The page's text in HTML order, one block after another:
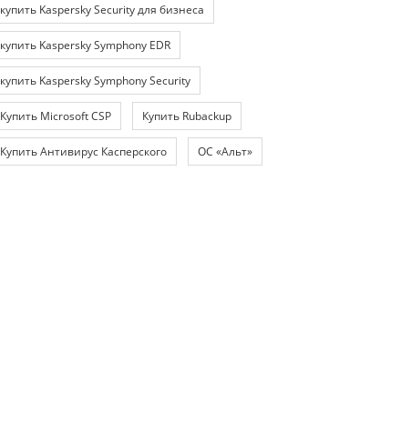
купить Kaspersky Security для бизнеса
купить Kaspersky Symphony EDR
купить Kaspersky Symphony Security
Купить Microsoft CSP Купить Rubackup
Купить Антивирус Касперского ОС «Альт»